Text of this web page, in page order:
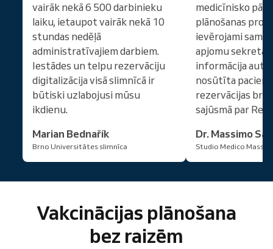
vairāk nekā 6 500 darbinieku
laiku, ietaupot vairāk nekā 10
stundas nedēļā
administratīvajiem darbiem.
Iestādes un telpu rezervāciju
digitalizācija visā slimnīcā ir
būtiski uzlabojusi mūsu
ikdienu.
Marian Bednařík
Brno Universitātes slimnīca
medicīnisko
plānošanas
ievērojami
apjomu
informācija
nosūtīta
rezervācijas
sajūsmā par
Dr. Massimo
Studio Medico
Vakcinācijas plānošana
bez raizēm